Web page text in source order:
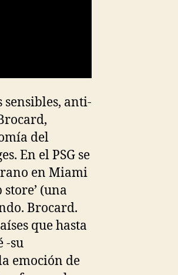
sensibles, anti-
del
En el PSG se
en Miami
(una
Brocard.
que hasta
-su
emoción de